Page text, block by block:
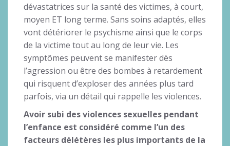
dévastatrices sur la santé des victimes, à court,
moyen ET long terme. Sans soins adaptés, elles
vont détériorer le psychisme ainsi que le corps
de la victime tout au long de leur vie. Les
symptômes peuvent se manifester dès
l’agression ou être des bombes à retardement
qui risquent d’exploser des années plus tard
parfois, via un détail qui rappelle les violences.
Avoir subi des violences sexuelles pendant
l’enfance est considéré comme l’un des
facteurs délétères les plus importants de la